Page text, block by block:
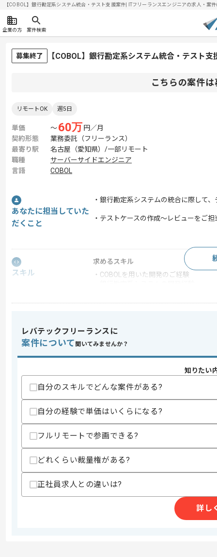
【COBOL】銀行勘定系システム統合・テスト支援案件| ITフリーランスエンジニアの求人・案
企業の方 案件検索
募集終了 【COBOL】銀行勘定系システム統合・テスト
こちらの案件
リモートOK 週5日
単価 〜60万 円／月
契約形態
業務委託（フリーランス）
最寄り駅
名古屋（愛知県）/一部リモート
職種
サーバーサイドエンジニア
言語
COBOL
あなたに担当していた
だくこと
・銀行勘定系システムの統合に際して
・テストケースの作成～レビューをご
スキル
求めるスキル
・COBOLを用いた開発のご経験
スキルに不安がある方へ
精算条件
有
150時間〜200時間
支払いサイト
15日
その他募集要項
商談回数
1回
募集人数
作業開始日
自社でのパッケージ開発並びに、技術
レバテックフリーランスに
案件について 聞いてみませんか？
知りたい
自分のスキルでどんな案件がある?
自分の経験で単価はいくらになる?
フルリモートで参画できる?
どれくらい裁量権がある?
正社員求人との違いは?
詳し